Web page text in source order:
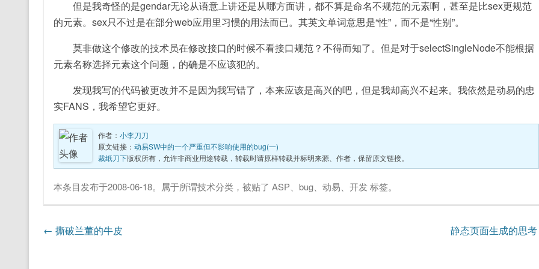
但是我奇怪的是gendar无论从语意上讲还是从哪方面讲，都不算是命名不规范的元素啊，甚至是比sex更规范
的元素。sex只不过是在部分web应用里习惯的用法而已。其英文单词意思是“性”，而不是“性别”。
莫非做这个修改的技术员在修改接口的时候不看接口规范？不得而知了。但是对于selectSingleNode不能根据
元素名称选择元素这个问题，的确是不应该犯的。
发现我写的代码被更改并不是因为我写错了，本来应该是高兴的吧，但是我却高兴不起来。我依然是动易的忠
实FANS，我希望它更好。
作者： 小李刀刀
原文链接： 动易SW中的一个严重但不影响使用的bug(一)
裁纸刀下版权所有，允许非商业用途转载，转载时请原样转载并标明来源、作者，保留原文链接。
本条目发布于2008-06-18。属于所谓技术分类，被贴了 ASP bug 动易 开发标签。
文章导航
← 撕破兰董的牛皮 静态页面生成的思